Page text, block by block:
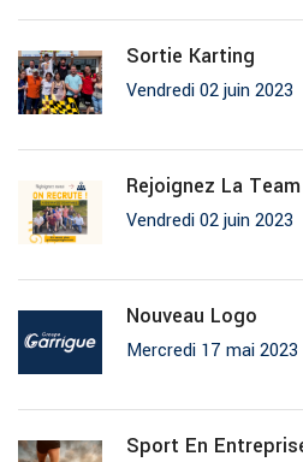
Sortie Karting
Vendredi 02 juin 2023
Rejoignez La
Vendredi 02 juin 2023
Nouveau Logo
Mercredi 17 mai 2023
Sport En